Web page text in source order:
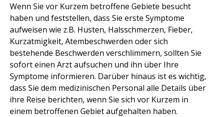
Wenn Sie vor Kurzem betroffene Gebiete besucht
haben und feststellen, dass Sie erste Symptome
aufweisen wie z.B. Husten, Halsschmerzen, Fieber,
Kurzatmigkeit, Atembeschwerden oder sich
bestehende Beschwerden verschlimmern, sollten Sie
sofort einen Arzt aufsuchen und ihn über Ihre
Symptome informieren. Darüber hinaus ist es wichtig,
dass Sie dem medizinischen Personal alle Details über
ihre Reise berichten, wenn Sie sich vor Kurzem in
einem betroffenen Gebiet aufgehalten haben.